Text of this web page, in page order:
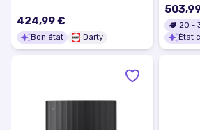
424,99 €
Bon état Darty
20 -
État